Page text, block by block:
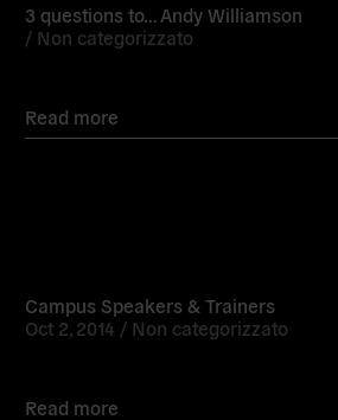
3 questions to… Andy Williamson
/ Non categorizzato
Read more
Campus Speakers & Trainers
Oct 2, 2014 / Non categorizzato
Read more